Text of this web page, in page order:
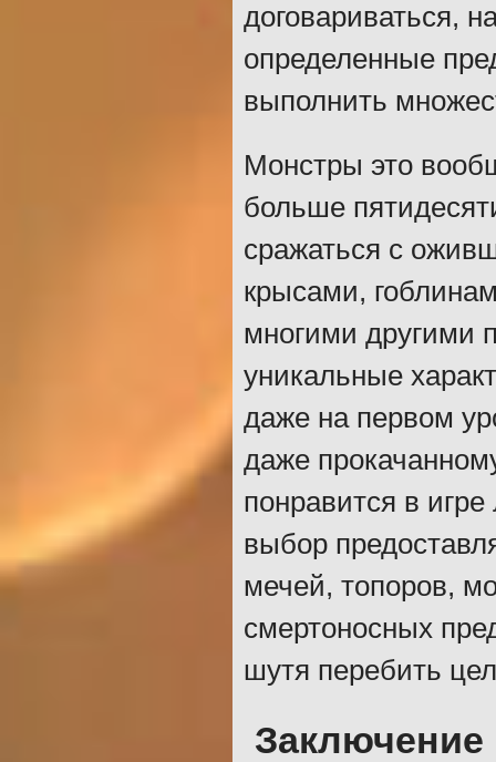
договариваться,
определенные
выполнить
Монстры это
больше
сражаться с
крысами,
многими другими
уникальные
даже на первом
даже
понравится в
выбор
мечей, топоров,
смертоносных
шутя перебить
Заключение